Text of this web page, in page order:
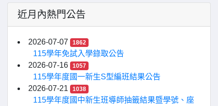
近月內熱門公告
2026-07-07 1862
115學年免試入學錄取公告
2026-07-16
1057
115學年度國一新生S型編班結果公告
2026-07-21
1038
115學年度國中新生班導師抽籤結果暨學號、座